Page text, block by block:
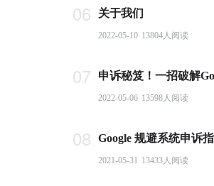
06 关于我们
2022-05-10 13804人阅读
07
2022-05-06 13598人阅读
08 Google 规避系统申诉指
2021-05-31 13433人阅读